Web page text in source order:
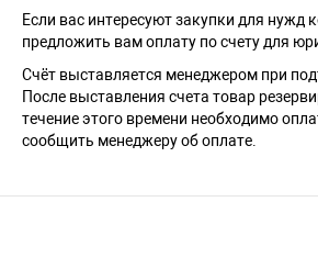
Если вас интересуют закупки для
предложить вам оплату по счету для
Счёт выставляется менеджером при
После выставления счета товар
течение этого времени необходимо
сообщить менеджеру об оплате.